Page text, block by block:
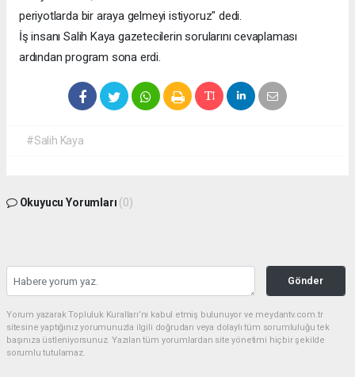
periyotlarda bir araya gelmeyi istiyoruz" dedi.
İş insanı Salih Kaya gazetecilerin sorularını cevaplaması
ardından program sona erdi.
#Salih Kaya
Okuyucu Yorumları (0)
Gönder
Yorum yazarak Topluluk Kuralları’nı kabul etmiş bulunuyor ve meydantv.com.tr
sitesine yaptığınız yorumunuzla ilgili doğrudan veya dolaylı tüm sorumluluğu tek
başınıza üstleniyorsunuz. Yazılan tüm yorumlardan site yönetimi hiçbir şekilde
sorumlu tutulamaz.